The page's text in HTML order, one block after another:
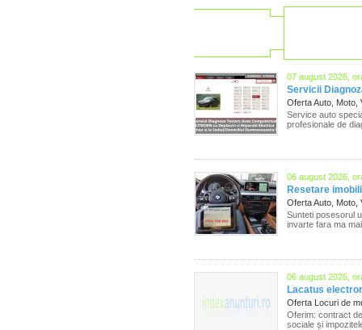
07 august 2026,
Servicii
Oferta Auto, Moto,
Service auto
profesionale de
06 august 2026,
Resetare
Oferta Auto, Moto,
Sunteti posesorul
invarte fara ma
06 august 2026,
Lacatus
Oferta Locuri de
Oferim: contract
sociale și